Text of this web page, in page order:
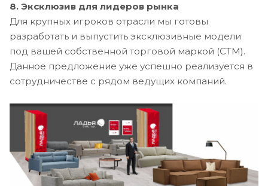
8. Эксклюзив для лидеров рынка
Для крупных игроков отрасли мы готовы
разработать и выпустить эксклюзивные модели
под вашей собственной торговой маркой (СТМ).
Данное предложение уже успешно реализуется в
сотрудничестве с рядом ведущих компаний.